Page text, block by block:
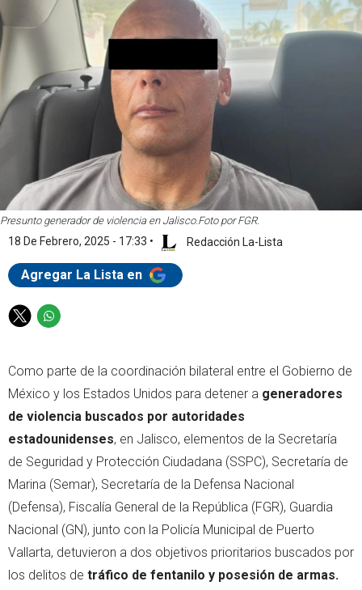
a
Presunto generador de violencia en Jalisco. Foto por FGR.
18 De Febrero, 2025 - 17:33 • Redacción La-Lista
Agregar La Lista en
T
t
t
r
W
t
s
a
p
p
Como parte de la coordinación bilateral entre el Gobierno de
México y los Estados Unidos para detener a generadores
de violencia buscados por autoridades
estadounidenses, en Jalisco, elementos de la Secretaría
de Seguridad y Protección Ciudadana (SSPC), Secretaría de
Marina (Semar), Secretaría de la Defensa Nacional
(Defensa), Fiscalía General de la República (FGR), Guardia
Nacional (GN), junto con la Policía Municipal de Puerto
Vallarta, detuvieron a dos objetivos prioritarios buscados por
los delitos de tráfico de fentanilo y posesión de armas.